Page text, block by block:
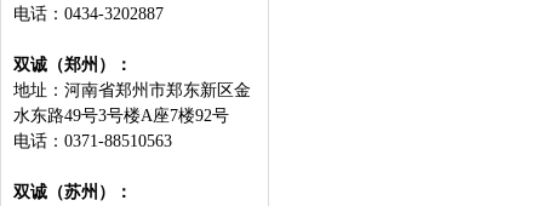
电话：0434-3202887
双诚（郑州）：
地址：河南省郑州市郑东新区金
水东路49号3号楼A座7楼92号
电话：0371-88510563
双诚（苏州）：